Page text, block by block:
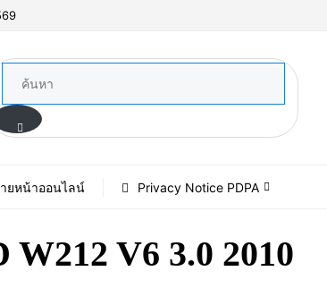
ยหน้าออนไลน์ Privacy Notice PDPA
V6 3.0 2010